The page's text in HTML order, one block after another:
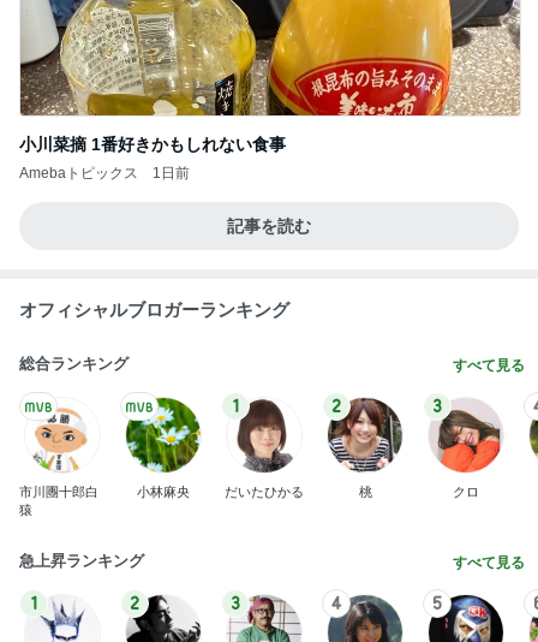
小川菜摘 1番好きかもしれない食事
Amebaトピックス 1日前
記事を読む
オフィシャルブロガーランキング
総合ランキング すべて見る
市川團十郎白
猿
小林麻央
1
だいたひかる
2
桃
3
クロ
急上昇ランキング すべて見る
1 2 3 4 5